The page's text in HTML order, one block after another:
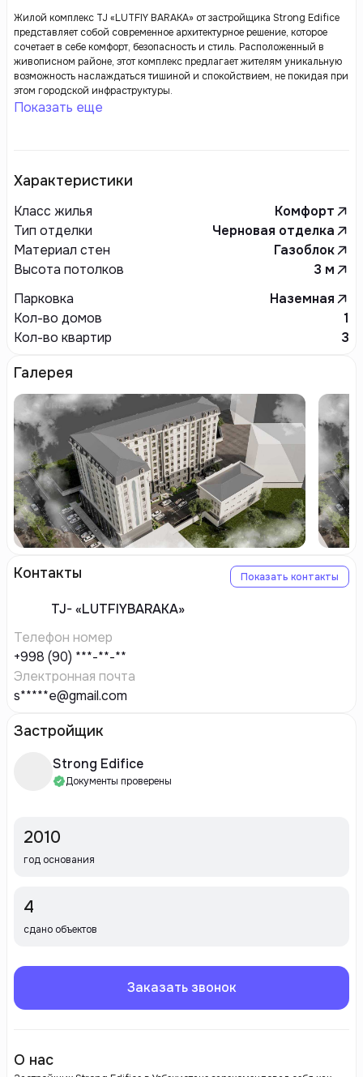
Жилой комплекс TJ «LUTFIY BARAKA» от застройщика Strong Edifice
представляет собой современное архитектурное решение, которое
сочетает в себе комфорт, безопасность и стиль. Расположенный в
живописном районе, этот комплекс предлагает жителям уникальную
возможность наслаждаться тишиной и спокойствием, не покидая при
этом городской инфраструктуры.
Показать еще
Характеристики
Класс жилья
Комфорт
Тип отделки
Черновая отделка
Материал стен
Газоблок
Высота потолков
3 м
Парковка
Наземная
Кол-во домов
1
Кол-во квартир
3
Галерея
Контакты Показать контакты
TJ-«LUTFIYBARAKA»
Телефон номер
+998 (90) ***-**-**
Электронная почта
s*****e@gmail.com
Застройщик
Strong Edifice
Документы проверены
2010
год основания
4
сдано объектов
Заказать звонок
О нас